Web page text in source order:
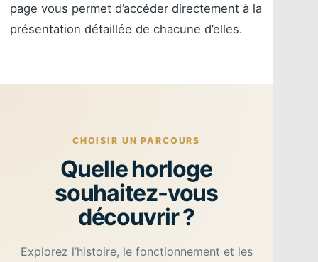
page vous permet d’accéder directement à la
présentation détaillée de chacune d’elles.
CHOISIR UN PARCOURS
Quelle horloge
souhaitez-vous
découvrir ?
Explorez l’histoire, le fonctionnement et les